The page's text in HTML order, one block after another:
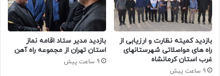
بازدید کمیته نظارت و ارزیابی از
راه های مواصلاتی شهرستانهای
غرب استان کرمانشاه
9 ساعت پیش
بازدید مدیر ستاد اقامه نماز
استان تهران از مجموعه راه آهن
9 ساعت پیش